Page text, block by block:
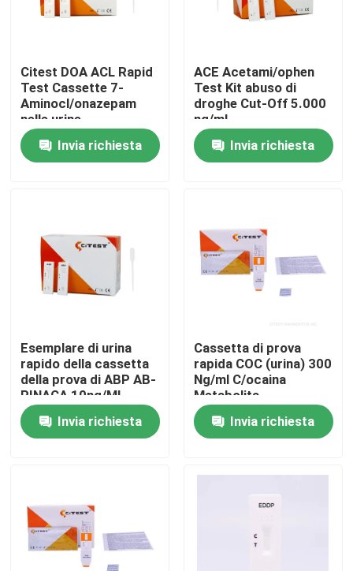
Casa
Prodotti
Giro della fabbrica
Contattici
Notizie
Corredo della prova dell'anticorpo di Covid 19
Corredo della prova della salute delle donne
Citest DOA ACL Rapid
Test Cassette 7-
Aminocl/onazepam
nelle urine
Invia richiesta
ACE Acetami/ophen
Test Kit abuso di
droghe Cut-Off 5.000
ng/ml
Invia richiesta
Esemplare di urina
rapido della cassetta
della prova di ABP AB-
PINACA 10ng/ML
Invia richiesta
Cassetta di prova
rapida COC (urina) 300
Ng/ml C/ocaina
Metabolita
Benzoilecgonina
Invia richiesta